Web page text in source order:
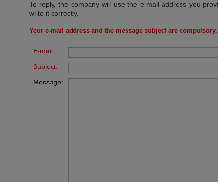
To reply, the company will use the e-mail address you
write it correctly.
Your e-mail address and the message subject are compulsory.
E-mail:
Subject:
Message: